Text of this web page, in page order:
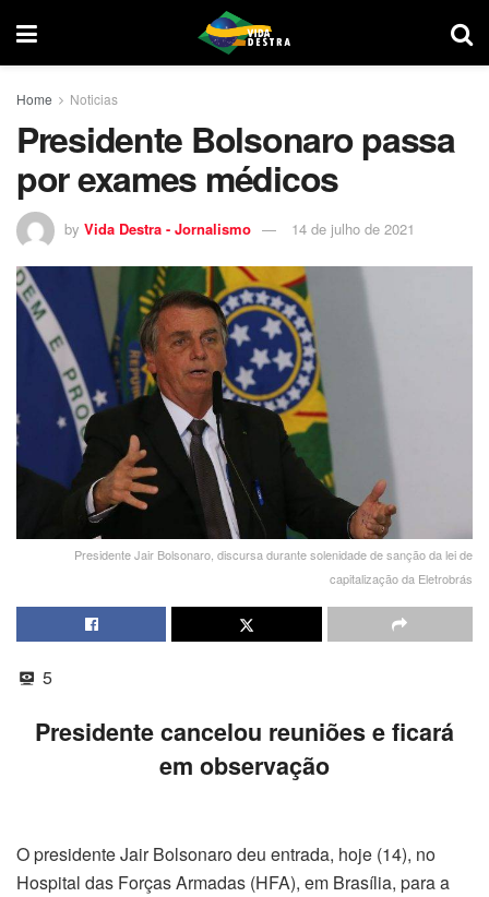
Home Noticias
Presidente Bolsonaro passa
por exames médicos
by Vida Destra - Jornalismo 14 de julho de 2021
Presidente Jair Bolsonaro, discursa durante solenidade de sanção da lei de
capitalização da Eletrobrás
5
Presidente cancelou reuniões e ficará
em observação
O presidente Jair Bolsonaro deu entrada, hoje (14), no
Hospital das Forças Armadas (HFA), em Brasília, para a